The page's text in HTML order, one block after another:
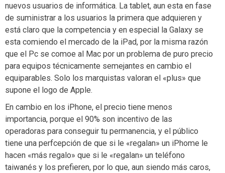
nuevos usuarios de informática. La tablet, aun esta en fase
de suministrar a los usuarios la primera que adquieren y
está claro que la competencia y en especial la Galaxy se
esta comiendo el mercado de la iPad, por la misma razón
que el Pc se comoe al Mac por un problema de puro precio
para equipos técnicamente semejantes en cambio el
equiparables. Solo los marquistas valoran el «plus» que
supone el logo de Apple.
En cambio en los iPhone, el precio tiene menos
importancia, porque el 90% son incentivo de las
operadoras para conseguir tu permanencia, y el público
tiene una perfcepción de que si le «regalan» un iPhome le
hacen «más regalo» que si le «regalan» un teléfono
taiwanés y los prefieren, por lo que, aun siendo más caros,